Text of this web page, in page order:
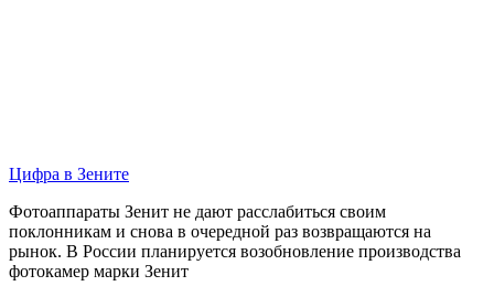
Цифра в Зените
Фотоаппараты Зенит не дают расслабиться своим
поклонникам и снова в очередной раз возвращаются на
рынок. В России планируется возобновление производства
фотокамер марки Зенит